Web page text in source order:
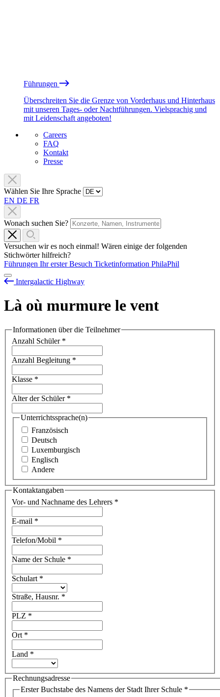
Führungen
Überschreiten Sie die Grenze von Vorderhaus und Hinterhaus
mit unseren Tages- oder Nachtführungen. Vielsprachig und
mit Leidenschaft angeboten!
Careers
FAQ
Kontakt
Presse
Wählen Sie Ihre Sprache
EN DE FR
Wonach suchen Sie?
Versuchen wir es noch einmal! Wären einige der folgenden
Stichwörter hilfreich?
Führungen Ihr erster Besuch Ticketinformation PhilaPhil
Intergalactic Highway
Là où murmure le vent
Informationen über die Teilnehmer
Anzahl Schüler *
Anzahl Begleitung *
Klasse *
Alter der Schüler *
Unterrichtssprache(n)
Französisch
Deutsch
Luxemburgisch
Englisch
Andere
Kontaktangaben
Vor- und Nachname des Lehrers *
E-mail *
Telefon/Mobil *
Name der Schule *
Schulart *
Straße, Hausnr. *
PLZ *
Ort *
Land *
Rechnungsadresse
Erster Buchstabe des Namens der Stadt Ihrer Schule *